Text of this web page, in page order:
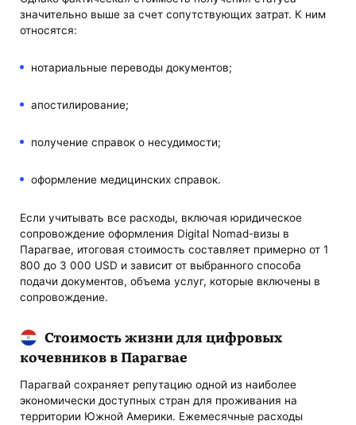
значительно выше за счет сопутствующих затрат. К ним
относятся:
нотариальные переводы документов;
апостилирование;
получение справок о несудимости;
оформление медицинских справок.
Если учитывать все расходы, включая юридическое
сопровождение оформления Digital Nomad-визы в
Парагвае, итоговая стоимость составляет примерно от 1
800 до 3 000 USD и зависит от выбранного способа
подачи документов, объема услуг, которые включены в
сопровождение.
Стоимость жизни для цифровых
кочевников в Парагвае
Парагвай сохраняет репутацию одной из наиболее
экономически доступных стран для проживания на
территории Южной Америки. Ежемесячные расходы